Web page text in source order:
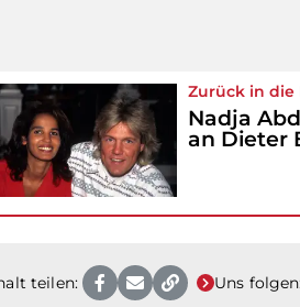
Zurück in die
Nadja
an Dieter
teilen: Uns